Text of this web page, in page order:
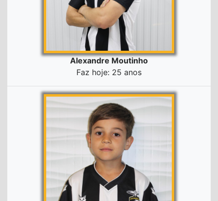
Alexandre Moutinho
Faz hoje: 25 anos